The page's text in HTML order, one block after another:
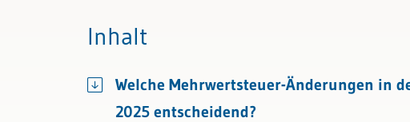
Finanzen & Steuern
Recht Mehrwertsteuer Mehrwertsteuer
Inhalt
Welche Mehrwertsteuer-Änderungen in
2025 entscheidend?